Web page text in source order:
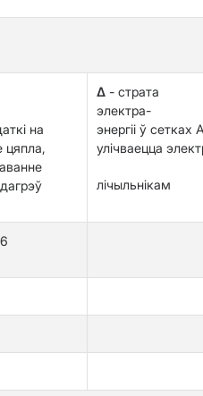
на
цяпла,
Δ - страта
электра-
энергіі ў
улічваецца
лічыльнікам
6